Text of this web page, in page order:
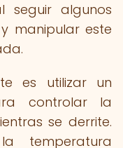
seguir algunos
manipular este
es utilizar un
controlar la
se derrite.
temperatura